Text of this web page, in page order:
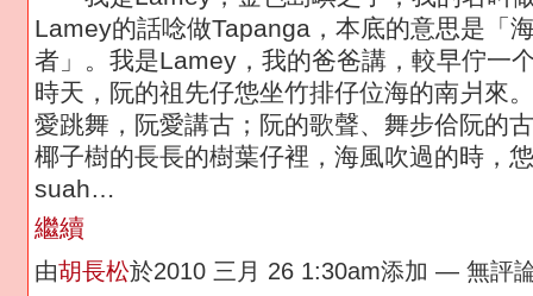
Lamey的話唸做Tapanga，本底的意思是「
者」。我是Lamey，我的爸爸講，較早佇一
時天，阮的祖先仔怹坐竹排仔位海的南爿來
愛跳舞，阮愛講古；阮的歌聲、舞步佮阮的
椰子樹的長長的樹葉仔裡，海風吹過的時，
suah…
繼續
由胡長松於2010 三月 26 1:30am添加 — 無評